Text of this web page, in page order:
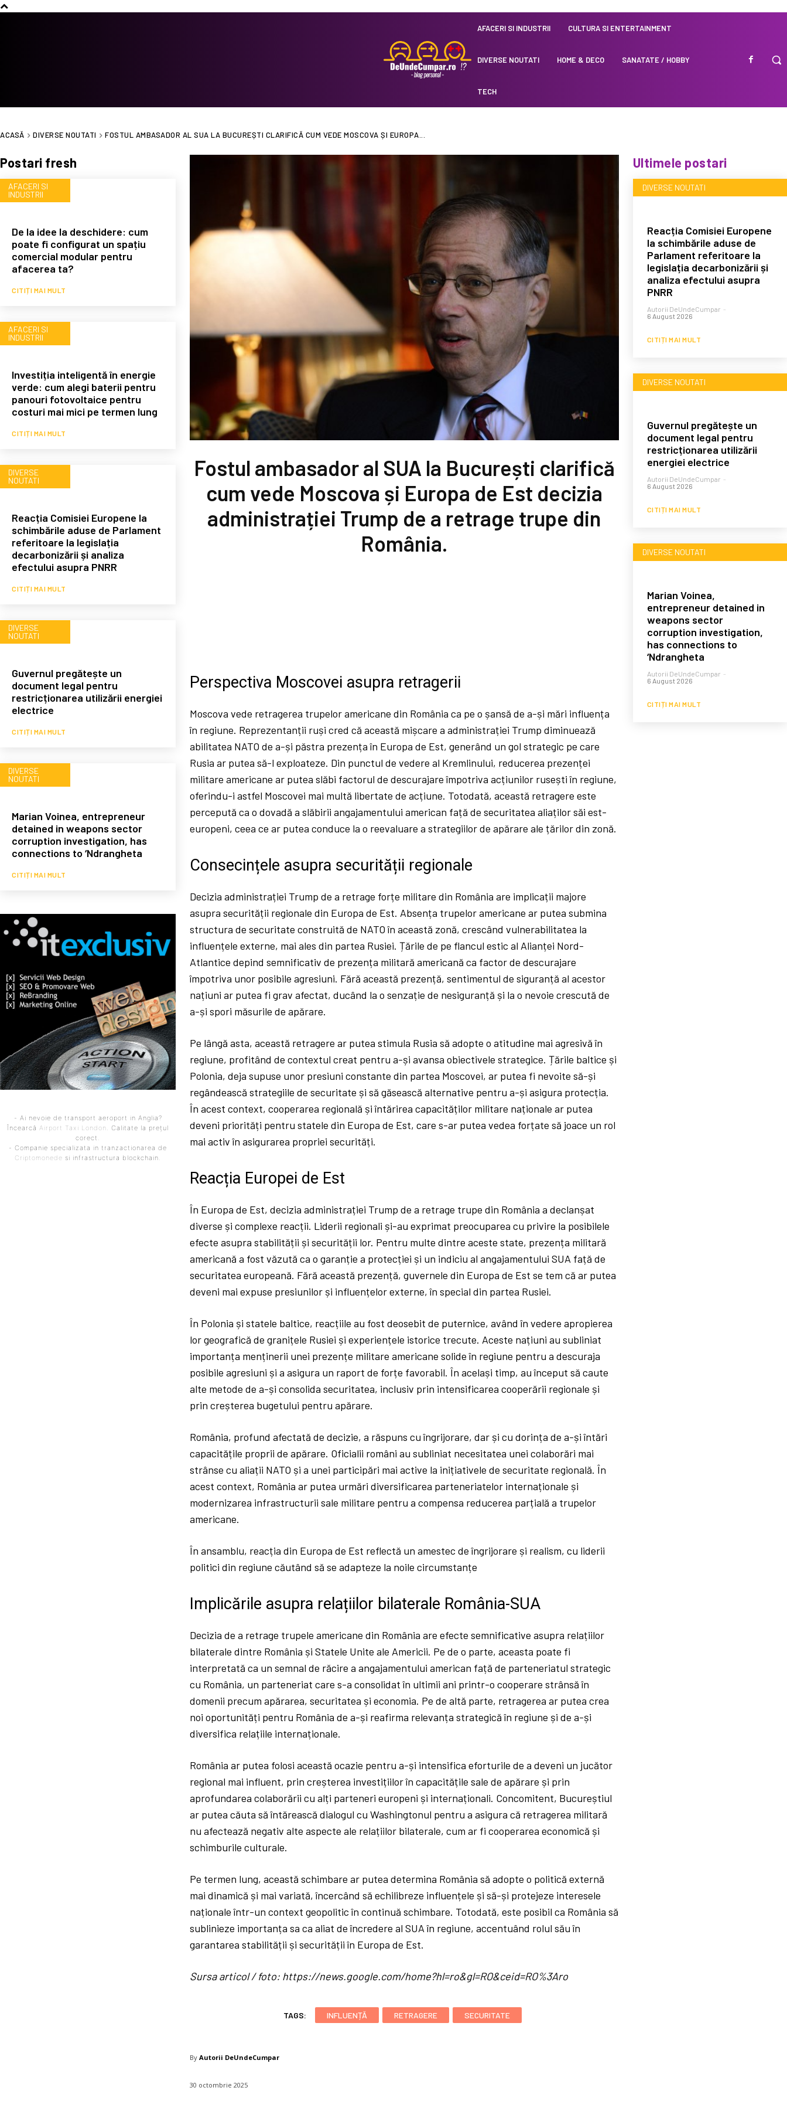
AFACERI SI INDUSTRII CULTURA SI ENTERTAINMENT
DIVERSE NOUTATI HOME & DECO SANATATE / HOBBY
TECH
ACASĂ DIVERSE NOUTATI FOSTUL AMBASADOR AL SUA LA BUCUREȘTI CLARIFICĂ CUM VEDE MOSCOVA ȘI EUROPA...
Postari fresh
AFACERI SI
INDUSTRII
De la idee la deschidere: cum
poate fi configurat un spațiu
comercial modular pentru
afacerea ta?
CITIȚI MAI MULT
AFACERI SI
INDUSTRII
Investiția inteligentă în energie
verde: cum alegi baterii pentru
panouri fotovoltaice pentru
costuri mai mici pe termen lung
CITIȚI MAI MULT
DIVERSE
NOUTATI
Reacția Comisiei Europene la
schimbările aduse de Parlament
referitoare la legislația
decarbonizării și analiza
efectului asupra PNRR
CITIȚI MAI MULT
DIVERSE
NOUTATI
Guvernul pregătește un
document legal pentru
restricționarea utilizării energiei
electrice
CITIȚI MAI MULT
DIVERSE
NOUTATI
Marian Voinea, entrepreneur
detained in weapons sector
corruption investigation, has
connections to ‘Ndrangheta
CITIȚI MAI MULT
- Ai nevoie de transport aeroport in Anglia?
ÎncearcăAirport Taxi London . Calitate la prețul
corect.
- Companie specializata in tranzactionarea de
Criptomonede si infrastructura blockchain.
Fostul ambasador al SUA la București clarifică
cum vede Moscova și Europa de Est decizia
administrației Trump de a retrage trupe din
România.
Perspectiva Moscovei asupra retragerii
Moscova vede retragerea trupelor americane din România ca pe o șansă de a-și mări influența
în regiune. Reprezentanții ruși cred că această mișcare a administrației Trump diminuează
abilitatea NATO de a-și păstra prezența în Europa de Est, generând un gol strategic pe care
Rusia ar putea să-l exploateze. Din punctul de vedere al Kremlinului, reducerea prezenței
militare americane ar putea slăbi factorul de descurajare împotriva acțiunilor rusești în regiune,
oferindu-i astfel Moscovei mai multă libertate de acțiune. Totodată, această retragere este
percepută ca o dovadă a slăbirii angajamentului american față de securitatea aliaților săi est-
europeni, ceea ce ar putea conduce la o reevaluare a strategiilor de apărare ale țărilor din zonă.
Consecințele asupra securității regionale
Decizia administrației Trump de a retrage forțe militare din România are implicații majore
asupra securității regionale din Europa de Est. Absența trupelor americane ar putea submina
structura de securitate construită de NATO în această zonă, crescând vulnerabilitatea la
influențele externe, mai ales din partea Rusiei. Țările de pe flancul estic al Alianței Nord-
Atlantice depind semnificativ de prezența militară americană ca factor de descurajare
împotriva unor posibile agresiuni. Fără această prezență, sentimentul de siguranță al acestor
națiuni ar putea fi grav afectat, ducând la o senzație de nesiguranță și la o nevoie crescută de
a-și spori măsurile de apărare.
Pe lângă asta, această retragere ar putea stimula Rusia să adopte o atitudine mai agresivă în
regiune, profitând de contextul creat pentru a-și avansa obiectivele strategice. Țările baltice și
Polonia, deja supuse unor presiuni constante din partea Moscovei, ar putea fi nevoite să-și
regândească strategiile de securitate și să găsească alternative pentru a-și asigura protecția.
În acest context, cooperarea regională și întărirea capacităților militare naționale ar putea
deveni priorități pentru statele din Europa de Est, care s-ar putea vedea forțate să joace un rol
mai activ în asigurarea propriei securități.
Reacția Europei de Est
În Europa de Est, decizia administrației Trump de a retrage trupe din România a declanșat
diverse și complexe reacții. Liderii regionali și-au exprimat preocuparea cu privire la posibilele
efecte asupra stabilității și securității lor. Pentru multe dintre aceste state, prezența militară
americană a fost văzută ca o garanție a protecției și un indiciu al angajamentului SUA față de
securitatea europeană. Fără această prezență, guvernele din Europa de Est se tem că ar putea
deveni mai expuse presiunilor și influențelor externe, în special din partea Rusiei.
În Polonia și statele baltice, reacțiile au fost deosebit de puternice, având în vedere apropierea
lor geografică de granițele Rusiei și experiențele istorice trecute. Aceste națiuni au subliniat
importanța menținerii unei prezențe militare americane solide în regiune pentru a descuraja
posibile agresiuni și a asigura un raport de forțe favorabil. În același timp, au început să caute
alte metode de a-și consolida securitatea, inclusiv prin intensificarea cooperării regionale și
prin creșterea bugetului pentru apărare.
România, profund afectată de decizie, a răspuns cu îngrijorare, dar și cu dorința de a-și întări
capacitățile proprii de apărare. Oficialii români au subliniat necesitatea unei colaborări mai
strânse cu aliații NATO și a unei participări mai active la inițiativele de securitate regională. În
acest context, România ar putea urmări diversificarea parteneriatelor internaționale și
modernizarea infrastructurii sale militare pentru a compensa reducerea parțială a trupelor
americane.
În ansamblu, reacția din Europa de Est reflectă un amestec de îngrijorare și realism, cu liderii
politici din regiune căutând să se adapteze la noile circumstanțe
Implicările asupra relațiilor bilaterale România-SUA
Decizia de a retrage trupele americane din România are efecte semnificative asupra relațiilor
bilaterale dintre România și Statele Unite ale Americii. Pe de o parte, aceasta poate fi
interpretată ca un semnal de răcire a angajamentului american față de parteneriatul strategic
cu România, un parteneriat care s-a consolidat în ultimii ani printr-o cooperare strânsă în
domenii precum apărarea, securitatea și economia. Pe de altă parte, retragerea ar putea crea
noi oportunități pentru România de a-și reafirma relevanța strategică în regiune și de a-și
diversifica relațiile internaționale.
România ar putea folosi această ocazie pentru a-și intensifica eforturile de a deveni un jucător
regional mai influent, prin creșterea investițiilor în capacitățile sale de apărare și prin
aprofundarea colaborării cu alți parteneri europeni și internaționali. Concomitent, Bucureștiul
ar putea căuta să întărească dialogul cu Washingtonul pentru a asigura că retragerea militară
nu afectează negativ alte aspecte ale relațiilor bilaterale, cum ar fi cooperarea economică și
schimburile culturale.
Pe termen lung, această schimbare ar putea determina România să adopte o politică externă
mai dinamică și mai variată, încercând să echilibreze influențele și să-și protejeze interesele
naționale într-un context geopolitic în continuă schimbare. Totodată, este posibil ca România să
sublinieze importanța sa ca aliat de încredere al SUA în regiune, accentuând rolul său în
garantarea stabilității și securității în Europa de Est.
Sursa articol / foto: https://news.google.com/home?hl=ro&gl=RO&ceid=RO%3Aro
TAGS: INFLUENȚĂ RETRAGERE SECURITATE
By Autorii DeUndeCumpar
30 octombrie 2025
Ultimele postari
DIVERSE NOUTATI
Reacția Comisiei Europene
la schimbările aduse de
Parlament referitoare la
legislația decarbonizării și
analiza efectului asupra
PNRR
Autorii DeUndeCumpar -
6 August 2026
CITIȚI MAI MULT
DIVERSE NOUTATI
Guvernul pregătește un
document legal pentru
restricționarea utilizării
energiei electrice
Autorii DeUndeCumpar -
6 August 2026
CITIȚI MAI MULT
DIVERSE NOUTATI
Marian Voinea,
entrepreneur detained in
weapons sector
corruption investigation,
has connections to
‘Ndrangheta
Autorii DeUndeCumpar -
6 August 2026
CITIȚI MAI MULT